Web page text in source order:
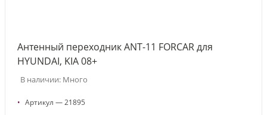
Антенный переходник ANT-11 FORCAR для
HYUNDAI, KIA 08+
В наличии: Много
• Артикул — 21895